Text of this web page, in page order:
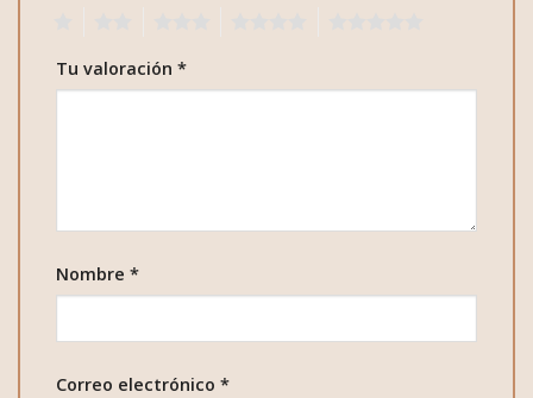
Tu valoración *
Nombre *
Correo electrónico *